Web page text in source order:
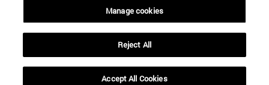
Tel. +34 948 425600 (806232 / 806606)
chusmi@unav.es
Manage cookies
Reject All
Accept All Cookies